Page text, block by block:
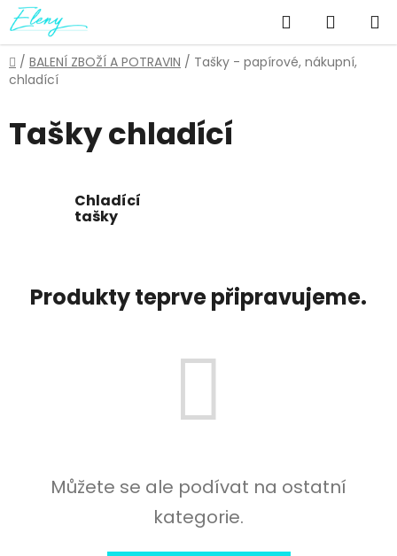
Přejít
na
obsah
Hledat
KOŠÍK
Domů
/ BALENÍ ZBOŽÍ A POTRAVIN / Tašky - papírové, nákupní,
chladící
Tašky chladící
Chladící
tašky
Produkty teprve připravujeme.
Můžete se ale podívat na ostatní
kategorie.